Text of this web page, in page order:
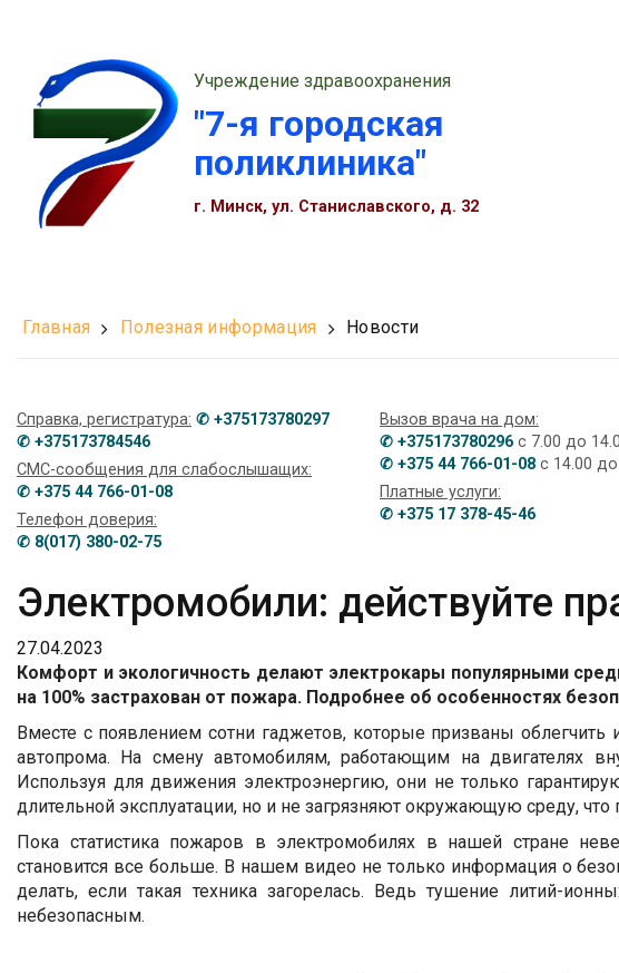
Учреждение здравоохранения
"7-я городская
поликлиника"
г. Минск, ул. Станиславского, д. 32
Главная Полезная информация Новости
Справка, регистратура: ✆ +375173780297
✆ +375173784546
СМС-сообщения для слабослышащих:
✆ +375 44 766-01-08
Телефон доверия:
✆ 8(017) 380-02-75
Вызов врача на дом:
✆ +375173780296с 7.00 до
✆ +375 44 766-01-08с 14.00 до
Платные услуги:
✆ +375 17 378-45-46
Электромобили: действуйте
27.04.2023
Комфорт и экологичность делают электрокары популярными
на 100% застрахован от пожара. Подробнее об особенностях
Вместе с появлением сотни гаджетов, которые призваны
автопрома. На смену автомобилям, работающим на двигателях
Используя для движения электроэнергию, они не только
длительной эксплуатации, но и не загрязняют окружающую среду, что
Пока статистика пожаров в электромобилях в нашей стране
становится все больше. В нашем видео не только информация о
делать, если такая техника загорелась. Ведь тушение литий-
небезопасным.